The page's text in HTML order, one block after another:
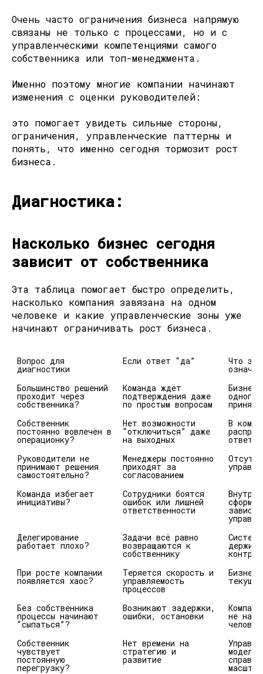
Очень часто ограничения бизнеса напрямую
связаны не только с процессами, но и с
управленческими компетенциями самого
собственника или топ-менеджмента.
Именно поэтому многие компании начинают
изменения с оценки руководителей:
это помогает увидеть сильные стороны,
ограничения, управленческие паттерны и
понять, что именно сегодня тормозит рост
бизнеса.
Диагностика:
Насколько бизнес сегодня
зависит от собственника
Эта таблица помогает быстро определить,
насколько компания завязана на одном
человеке и какие управленческие зоны уже
начинают ограничивать рост бизнеса.
Вопрос для
диагностики
Если ответ “да” Что
Большинство решений
проходит через
собственника?
Команда ждёт
подтверждения даже
по простым вопросам
Бизнес
одного
Собственник
постоянно вовлечён в
операционку?
Нет возможности
“отключиться” даже
на выходных
В
Руководители не
принимают решения
самостоятельно?
Менеджеры постоянно
приходят за
согласованием
Команда избегает
инициативы?
Сотрудники боятся
ошибок или лишней
ответственности
Внутри
Делегирование
работает плохо?
Задачи всё равно
возвращаются к
собственнику
При росте компании
появляется хаос?
Теряется скорость и
управляемость
процессов
Бизнес
Без собственника
процессы начинают
“сыпаться”?
Возникают задержки,
ошибки, остановки не на
Собственник
чувствует
постоянную
перегрузку?
Нет времени на
стратегию и
развитие
модель